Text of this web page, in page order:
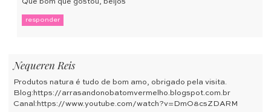
responder
Nequeren Reis
Produtos natura é tudo de bom amo, obrigado pela visita.
Blog: https://arrasandonobatomvermelho.blogspot.com.br
Canal: https://www.youtube.com/watch?v=DmO8csZDARM